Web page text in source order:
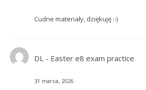
Cudne materiały, dziękuję :-)
DL- Easter e8 exam practice
31 marca, 2026